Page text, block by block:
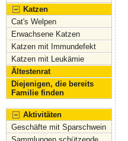
Katzen
Cat's Welpen
Erwachsene Katzen
Katzen mit Immundefekt
Katzen mit Leukämie
Ältestenrat
Diejenigen, die bereits
Familie finden
Aktivitäten
Geschäfte mit Sparschwein